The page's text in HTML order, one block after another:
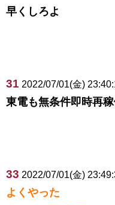
早くしろよ
31 2022/07/01(金)
東電も無条件即時再
33 2022/07/01(金)
よくやった